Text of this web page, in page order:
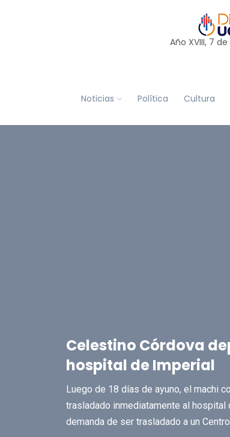
Año XVIII, 7 de
Noticias Política Cultura
Celestino Córdova
hospital de Imperial
Luego de 18 días de ayuno, el machi
trasladado inmediatamente al hospital
demanda de ser trasladado a un